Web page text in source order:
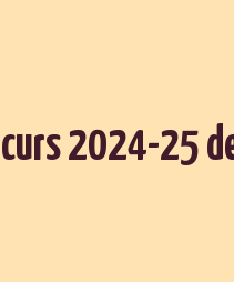
2024-25